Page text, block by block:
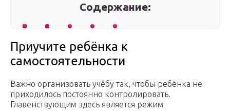
Содержание:
Приучите ребёнка к
самостоятельности
Важно организовать учёбу так, чтобы ребёнка не
приходилось постоянно контролировать.
Главенствующим здесь является режим